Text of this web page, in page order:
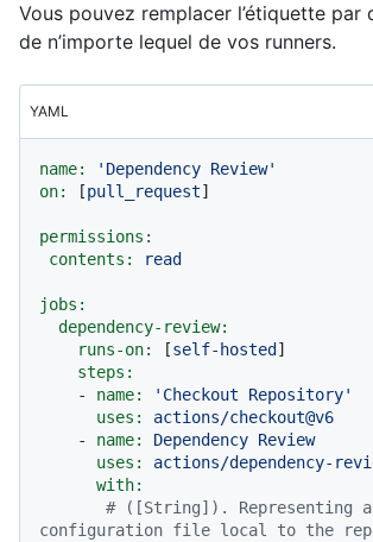
Vous pouvez remplacer l’étiquette par
de n’importe lequel de vos runners.
YAML
name:
'Dependency Review'
on:
[pull_request]
permissions:
contents:
read
jobs:
dependency-review:
runs-on:
[self-hosted ]
steps:
-
name:
'Checkout Repository'
uses:
actions/checkout@v6
-
name: Dependency Review
uses:
actions/dependency-
with:
# ([String]). Representing
configuration file local to the